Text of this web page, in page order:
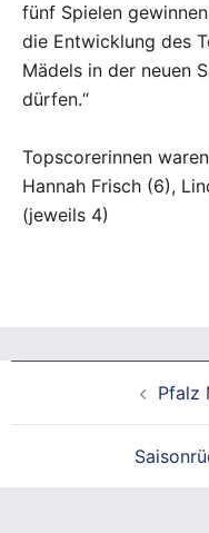
fünf Spielen
die Entwicklung des
Mädels in der neuen
dürfen.“
Topscorerinnen
Hannah Frisch (6),
(jeweils 4)
Pfalz